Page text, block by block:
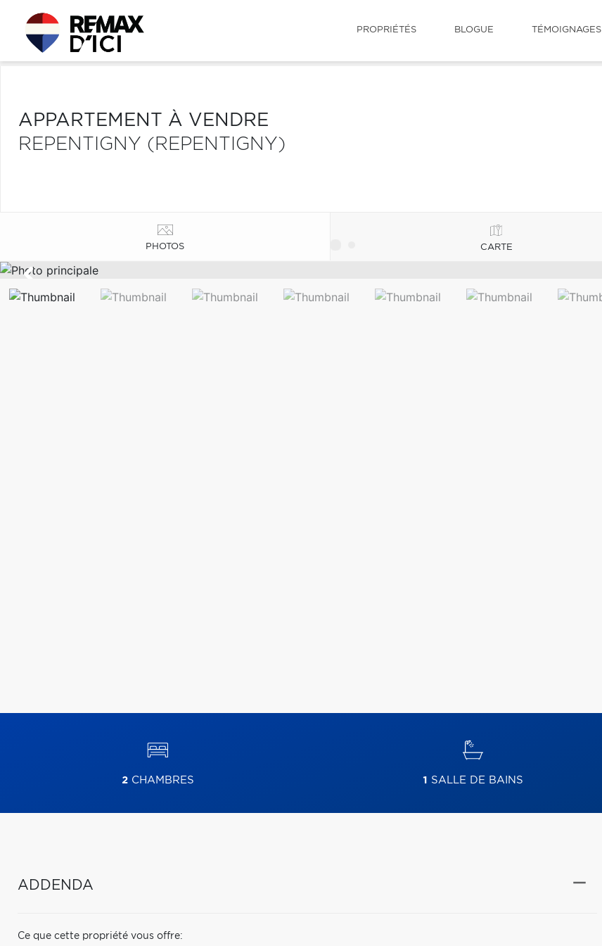
PROPRIÉTÉS BLOGUE TÉMOIGNAGES
APPARTEMENT À VENDRE
REPENTIGNY (REPENTIGNY)
PHOTOS CARTE
2CHAMBRES 1 SALLE DE BAINS
ADDENDA
Ce que cette propriété vous offre: